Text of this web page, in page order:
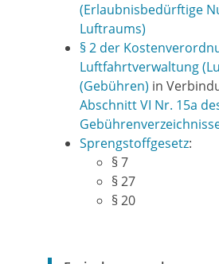
(Erlaubnisbedürftige
Luftraums)
§ 2 der
Luftfahrtverwaltung
(Gebühren) in
Abschnitt VI Nr. 15a
Sprengstoffgesetz:
§ 7
§ 27
§ 20